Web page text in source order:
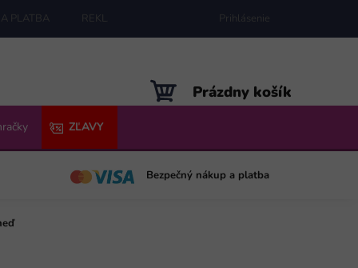
PLATBA REKLAMÁCIE MAPA SERVERU
Prihlásenie
NÁKUPNÝ
KOŠÍK
Prázdny košík
ZĽAVY
Bezpečný nákup a platba